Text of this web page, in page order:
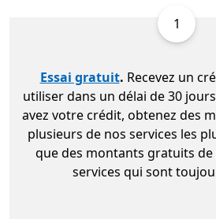
1
Essai gratuit. Recevez un
utiliser dans un délai de 30
avez votre crédit, obtenez des
plusieurs de nos services les
que des montants gratuits de
services qui sont